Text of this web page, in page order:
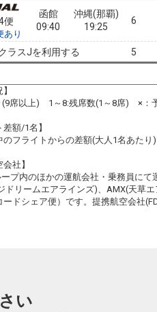
便
あり
函館
09:40
沖縄(那覇)
19:25
6
ラスJを利用する 5
便
あり
2
便
あり
函館
沖縄(那覇)
4
ラスJを利用する 4
(9席以上) 1～8:残席数(1～8席) ×：
差額/1名】
フライトからの差額(大人1名あたり)
会社】
ープ内のほかの運航会社・乗務員にて
ドリームエアラインズ)、AMX(天草
ードシェア便）です。提携航空会社
い